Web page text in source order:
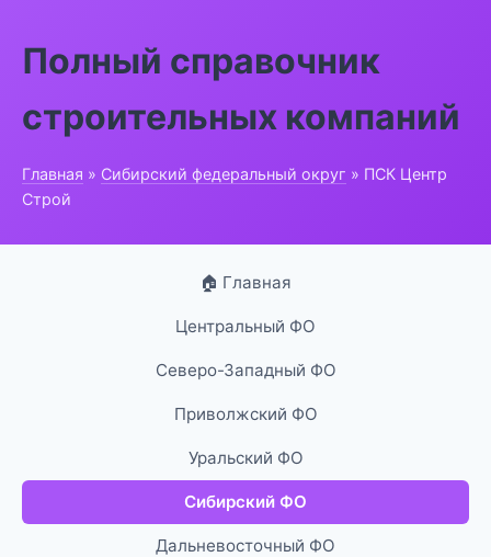
Полный справочник
строительных компаний
Главная » Сибирский федеральный округ » ПСК Центр
Строй
🏠 Главная
Центральный ФО
Северо-Западный ФО
Приволжский ФО
Уральский ФО
Сибирский ФО
Дальневосточный ФО